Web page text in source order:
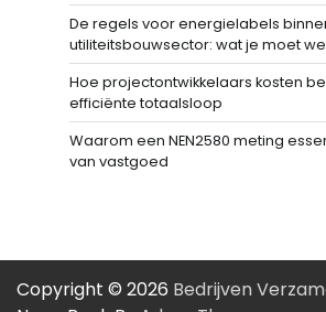
De regels voor energielabels
utiliteitsbouwsector: wat je moet
Hoe projectontwikkelaars kosten
efficiënte totaalsloop
Waarom een NEN2580 meting
van vastgoed
Copyright © 2026 Bedrijven